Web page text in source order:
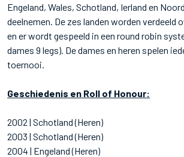
Engeland, Wales, Schotland, Ierland en
deelnemen. De zes landen worden verdeeld
en er wordt gespeeld in een round robin
dames 9 legs). De dames en heren spelen
toernooi.
Geschiedenis en Roll of Honour:
2002 | Schotland (Heren)
2003 | Schotland (Heren)
2004 | Engeland (Heren)